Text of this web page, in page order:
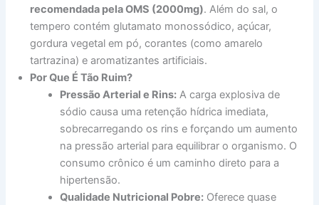
recomendada pela OMS (2000mg). Além do sal, o
tempero contém glutamato monossódico, açúcar,
gordura vegetal em pó, corantes (como amarelo
tartrazina) e aromatizantes artificiais.
Por Que É Tão Ruim?
Pressão Arterial e Rins: A carga explosiva de
sódio causa uma retenção hídrica imediata,
sobrecarregando os rins e forçando um aumento
na pressão arterial para equilibrar o organismo. O
consumo crônico é um caminho direto para a
hipertensão.
Qualidade Nutricional Pobre: Oferece quase